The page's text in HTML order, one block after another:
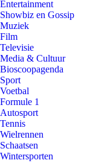
Entertainment
Showbiz en Gossip
Muziek
Film
Televisie
Media & Cultuur
Bioscoopagenda
Sport
Voetbal
Formule 1
Autosport
Tennis
Wielrennen
Schaatsen
Wintersporten